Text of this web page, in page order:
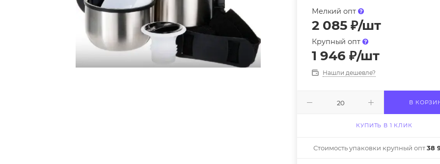
Мелкий опт
2 085 ₽/шт
Крупный опт
1 946 ₽/шт
Нашли дешевле?
В
КУПИТЬ В 1 КЛИК
Стоимость упаковки крупный опт38